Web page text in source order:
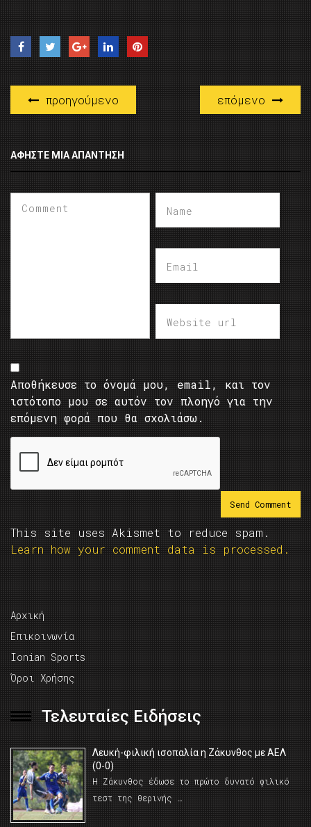
προηγούμενο επόμενο
ΑΦΉΣΤΕ ΜΙΑ ΑΠΆΝΤΗΣΗ
Αποθήκευσε το όνομά μου, email, και τον
ιστότοπο μου σε αυτόν τον πλοηγό για την
επόμενη φορά που θα σχολιάσω.
This site uses Akismet to reduce spam.
Learn how your comment data is processed.
Αρχική
Επικοινωνία
Ionian Sports
Όροι Χρήσης
Τελευταίες Ειδήσεις
Λευκή-φιλική ισοπαλία η Ζάκυνθος με ΑΕΛ
(0-0)
Η Ζάκυνθος έδωσε το πρώτο δυνατό φιλικό
τεστ της θερινής …